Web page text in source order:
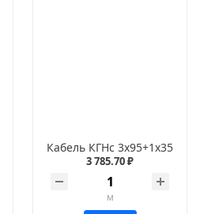
Кабель КГНс 3х95+1х35
3 785.70 ₽
м